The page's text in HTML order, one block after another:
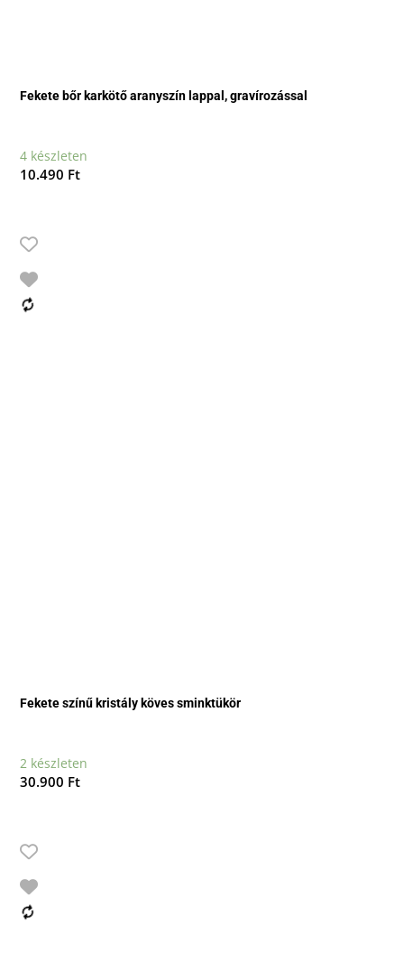
Fekete bőr karkötő aranyszín lappal, gravírozással
4 készleten
10.490 Ft
Fekete színű kristály köves sminktükör
2 készleten
30.900 Ft